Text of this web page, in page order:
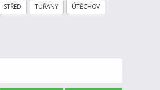
STŘED TUŘANY ÚTĚCHOV